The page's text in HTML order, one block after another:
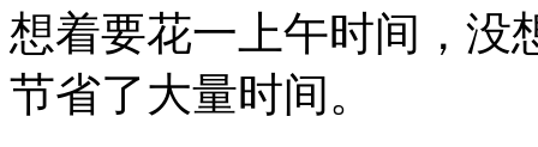
想着要花一上午时间，没
节省了大量时间。